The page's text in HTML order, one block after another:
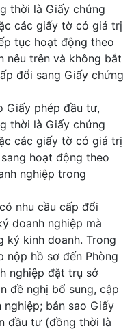
thời là Giấy chứng
các giấy tờ có giá trị
tục hoạt động theo
nêu trên và không bắt
đổi sang Giấy chứng
Giấy phép đầu tư,
thời là Giấy chứng
các giấy tờ có giá trị
hoạt động theo
nghiệp trong
nhu cầu cấp đổi
doanh nghiệp mà
ký kinh doanh. Trong
nộp hồ sơ đến Phòng
nghiệp đặt trụ sở
đề nghị bổ sung, cập
bản sao Giấy
đầu tư (đồng thời là